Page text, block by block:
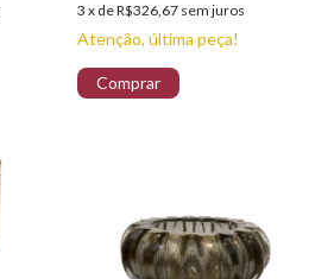
3 x deR$326,67 sem juros
Atenção, última peça!